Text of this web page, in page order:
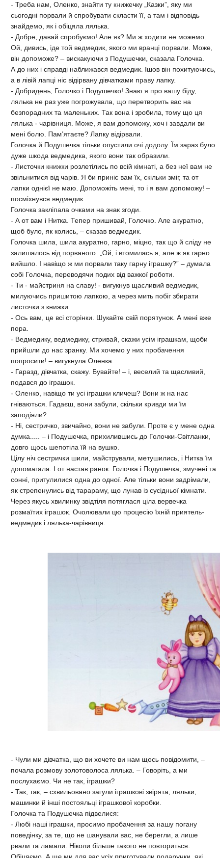
- Треба нам, Оленко, знайти ту книжечку „Казки”, яку ми
сьогодні порвали й спробувати скласти її, а там і відповідь
знайдемо, як і обіцяла лялька.
- Добре, давай спробуємо! Але як? Ми ж ходити не можемо.
Ой, дивись, іде той ведмедик, якого ми вранці порвали. Може,
він допоможе? – вискакуючи з Подушечки, сказала Голочка.
А до них і справді наближався ведмедик. Ішов він похитуючись,
а в лівій лапці ніс відірвану дівчатками праву лапку.
- Добридень, Голочко і Подушечко! Знаю я про вашу біду,
лялька не раз уже погрожувала, що перетворить вас на
безпорадних та маленьких. Так вона і зробила, тому що ця
лялька - чарівниця. Може, я вам допоможу, хоч і завдали ви
мені болю. Пам’ятаєте? Лапку відірвали.
Голочка й Подушечка тільки опустили очі додолу. Їм зараз було
дуже шкода ведмедика, якого вони так образили.
- Листочки книжки розлетілись по всій кімнаті, а без неї вам не
звільнитися від чарів. Я би приніс вам їх, скільки зміг, та от
лапки однієї не маю. Допоможіть мені, то і я вам допоможу! –
посміхнувся ведмедик.
Голочка закліпала очками на знак згоди.
- А от вам і Нитка. Тепер пришивай, Голочко. Але акуратно,
щоб було, як колись, – сказав ведмедик.
Голочка шила, шила акуратно, гарно, міцно, так що й сліду не
залишалось від порваного. „Ой, і втомилась я, але ж як гарно
вийшло. І навіщо ж ми порвали таку гарну іграшку?” – думала
собі Голочка, переводячи подих від важкої роботи.
- Ти - майстриня на славу! - вигукнув щасливий ведмедик,
милуючись пришитою лапкою, а через мить побіг збирати
листочки з книжки.
- Ось вам, це всі сторінки. Шукайте свій порятунок. А мені вже
пора.
- Ведмедику, ведмедику, стривай, скажи усім іграшкам, щоби
прийшли до нас зранку. Ми хочемо у них пробачення
попросити! – вигукнула Оленка.
- Гаразд, дівчатка, скажу. Бувайте! – і, веселий та щасливий,
подався до іграшок.
- Оленко, навіщо ти усі іграшки кличеш? Вони ж на нас
гніваються. Гадаєш, вони забули, скільки кривди ми їм
заподіяли?
- Ні, сестричко, звичайно, вони не забули. Проте є у мене одна
думка..... – і Подушечка, прихилившись до Голочки-Світланки,
довго щось шепотіла їй на вушко.
Цілу ніч сестрички шили, майстрували, метушились, і Нитка їм
допомагала. І от настав ранок. Голочка і Подушечка, змучені та
сонні, притулилися одна до одної. Але тільки вони задрімали,
як стрепенулись від тарараму, що лунав із сусідньої кімнати.
Через якусь хвилинку звідтіля потяглася ціла вервечка
розмаїтих іграшок. Очолювали цю процесію їхній приятель-
ведмедик і лялька-чарівниця.
- Чули ми дівчатка, що ви хочете ви нам щось повідомити, –
почала розмову золотоволоса лялька. – Говоріть, а ми
послухаємо. Чи не так, іграшки?
- Так, так, – схвильовано загули іграшкові звірята, ляльки,
машинки й інші постояльці іграшкової коробки.
Голочка та Подушечка підвелися:
- Любі наші іграшки, просимо пробачення за нашу погану
поведінку, за те, що не шанували вас, не берегли, а лише
рвали та ламали. Ніколи більше такого не повториться.